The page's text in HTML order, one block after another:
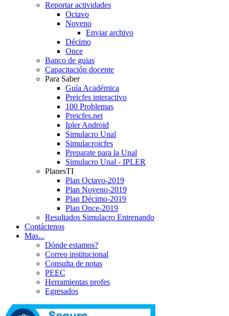
Reportar actividades
Octavo
Noveno
Enviar archivo
Décimo
Once
Banco de guias
Capacitación docente
Para Saber
Guía Académica
Preicfes interactivo
100 Problemas
Preicfes.net
Ipler Android
Simulacro Unal
Simulacroicfes
Preparate para la Unal
Simulacro Unal - IPLER
PlanesTI
Plan Octavo-2019
Plan Noveno-2019
Plan Décimo-2019
Plan Once-2019
Resultados Simulacro Entrenando
Contáctenos
Mas...
Dónde estamos?
Correo institucional
Consulta de notas
PEEC
Herramientas profes
Egresados